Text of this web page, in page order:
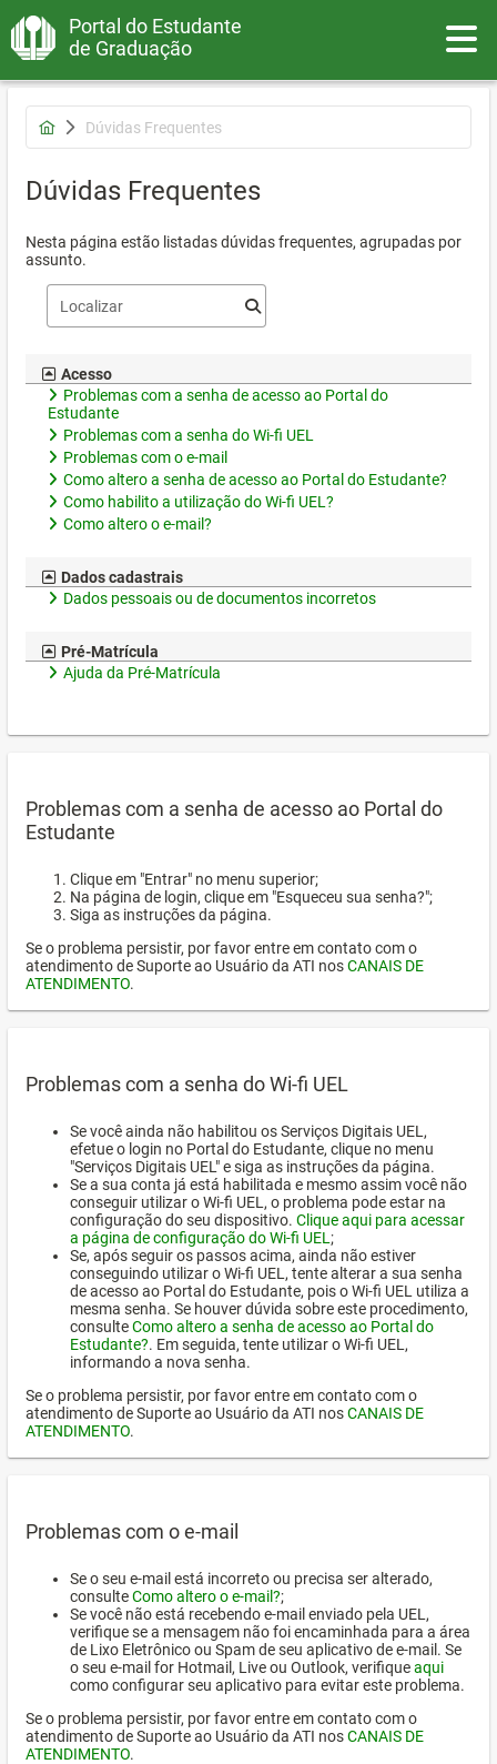
Portal do Estudante
de Graduação
Dúvidas Frequentes
Dúvidas Frequentes
Nesta página estão listadas dúvidas frequentes, agrupadas por
assunto.
Acesso
Problemas com a senha de acesso ao Portal do
Estudante
Problemas com a senha do Wi-fi UEL
Problemas com o e-mail
Como altero a senha de acesso ao Portal do Estudante?
Como habilito a utilização do Wi-fi UEL?
Como altero o e-mail?
Dados cadastrais
Dados pessoais ou de documentos incorretos
Pré-Matrícula
Ajuda da Pré-Matrícula
Problemas com a senha de acesso ao Portal do
Estudante
Clique em "Entrar" no menu superior;
Na página de login, clique em "Esqueceu sua senha?";
Siga as instruções da página.
Se o problema persistir, por favor entre em contato com o
atendimento de Suporte ao Usuário da ATI nosCANAIS DE
ATENDIMENTO.
Problemas com a senha do Wi-fi UEL
Se você ainda não habilitou os Serviços Digitais UEL,
efetue o login no Portal do Estudante, clique no menu
"Serviços Digitais UEL" e siga as instruções da página.
Se a sua conta já está habilitada e mesmo assim você não
conseguir utilizar o Wi-fi UEL, o problema pode estar na
configuração do seu dispositivo. Clique aqui para acessar
a página de configuração do Wi-fi UEL ;
Se, após seguir os passos acima, ainda não estiver
conseguindo utilizar o Wi-fi UEL, tente alterar a sua senha
de acesso ao Portal do Estudante, pois o Wi-fi UEL utiliza a
mesma senha. Se houver dúvida sobre este procedimento,
consulteComo altero a senha de acesso ao Portal do
Estudante?. Em seguida, tente utilizar o Wi-fi UEL,
informando a nova senha.
Se o problema persistir, por favor entre em contato com o
atendimento de Suporte ao Usuário da ATI nosCANAIS DE
ATENDIMENTO.
Problemas com o e-mail
Se o seu e-mail está incorreto ou precisa ser alterado,
consulteComo altero o e-mail?;
Se você não está recebendo e-mail enviado pela UEL,
verifique se a mensagem não foi encaminhada para a área
de Lixo Eletrônico ou Spam de seu aplicativo de e-mail. Se
o seu e-mail for Hotmail, Live ou Outlook, verifiqueaqui
como configurar seu aplicativo para evitar este problema.
Se o problema persistir, por favor entre em contato com o
atendimento de Suporte ao Usuário da ATI nosCANAIS DE
ATENDIMENTO.